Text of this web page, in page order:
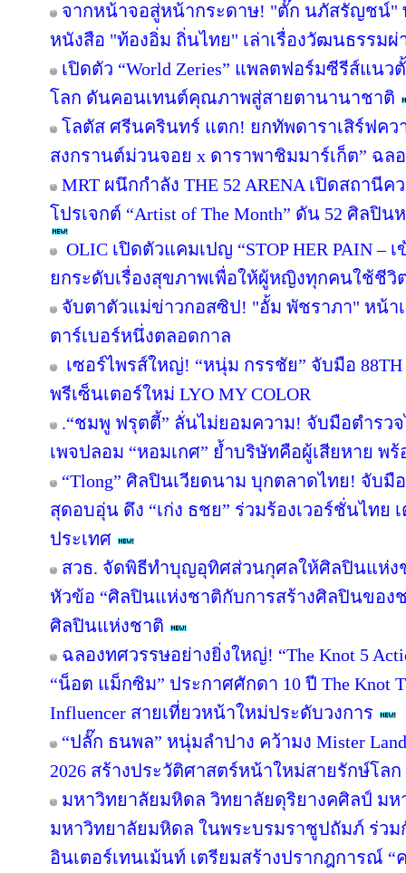
จากหน้าจอสู่หน้ากระดาษ! "ตั๊ก นภัสรัญชน์"
หนังสือ "ท้องอิ่ม ถิ่นไทย" เล่าเรื่องวัฒนธรรม
เปิดตัว “World Zeries” แพลตฟอร์มซีรีส์แน
โลก ดันคอนเทนต์คุณภาพสู่สายตานานาชาติ
โลตัส ศรีนครินทร์ แตก! ยกทัพดาราเสิร์ฟควา
สงกรานต์ม่วนจอย x ดาราพาชิมมาร์เก็ต” ฉล
MRT ผนึกกำลัง THE 52 ARENA เปิดสถานี
โปรเจกต์ “Artist of The Month” ดัน 52 ศิลปิน
OLIC เปิดตัวแคมเปญ “STOP HER PAIN –
ยกระดับเรื่องสุขภาพเพื่อให้ผู้หญิงทุกคนใช้ชีวิ
จับตาตัวแม่ข่าวกอสซิป! "อั้ม พัชราภา" หน้า
ตาร์เบอร์หนึ่งตลอดกาล
เซอร์ไพรส์ใหญ่! “หนุ่ม กรรชัย” จับมือ
พรีเซ็นเตอร์ใหม่ LYO MY COLOR
.“ชมพู ฟรุตตี้” ลั่นไม่ยอมความ! จับมือตำรว
เพจปลอม “หอมเกศ” ย้ำบริษัทคือผู้เสียหาย พ
“Tlong” ศิลปินเวียดนาม บุกตลาดไทย! จับ
สุดอบอุ่น ดึง “เก่ง ธชย” ร่วมร้องเวอร์ชั่นไทย
ประเทศ
สวธ. จัดพิธีทำบุญอุทิศส่วนกุศลให้ศิลปินแห่ง
หัวข้อ “ศิลปินแห่งชาติกับการสร้างศิลปินของ
ศิลปินแห่งชาติ
ฉลองทศวรรษอย่างยิ่งใหญ่! “The Knot 5
“น็อต แม็กซิม” ประกาศศักดา 10 ปี The Knot
Influencer สายเที่ยวหน้าใหม่ประดับวงการ
“ปลั๊ก ธนพล” หนุ่มลำปาง คว้ามง Mister
2026 สร้างประวัติศาสตร์หน้าใหม่สายรักษ์โลก
มหาวิทยาลัยมหิดล วิทยาลัยดุริยางคศิลป์ ม
มหาวิทยาลัยมหิดล ในพระบรมราชูปถัมภ์ ร่ว
อินเตอร์เทนเม้นท์ เตรียมสร้างปรากฎการณ์ “